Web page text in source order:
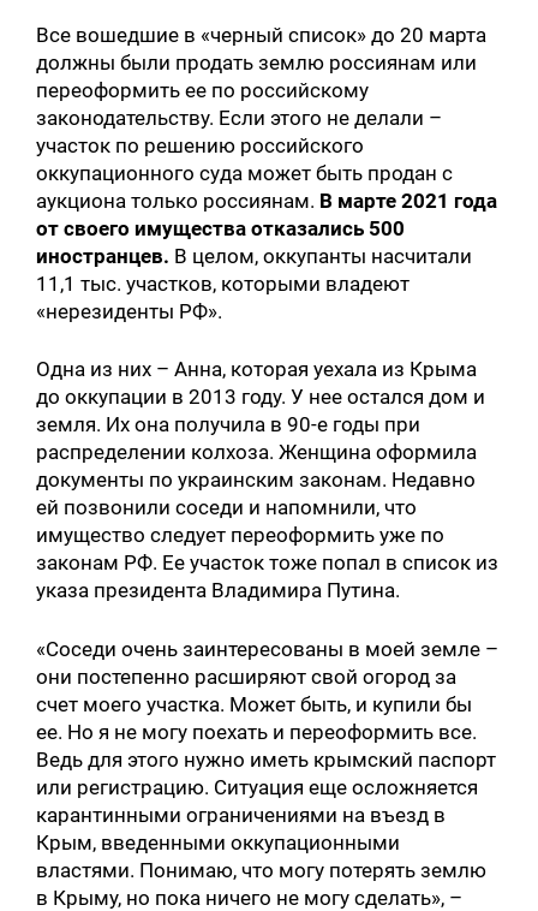
Все вошедшие в «черный список» до 20 марта
должны были продать землю россиянам или
переоформить ее по российскому
законодательству. Если этого не делали –
участок по решению российского
оккупационного суда может быть продан с
аукциона только россиянам. В марте 2021 года
от своего имущества отказались 500
иностранцев. В целом, оккупанты насчитали
11,1 тыс. участков, которыми владеют
«нерезиденты РФ».
Одна из них – Анна, которая уехала из Крыма
до оккупации в 2013 году. У нее остался дом и
земля. Их она получила в 90-е годы при
распределении колхоза. Женщина оформила
документы по украинским законам. Недавно
ей позвонили соседи и напомнили, что
имущество следует переоформить уже по
законам РФ. Ее участок тоже попал в список из
указа президента Владимира Путина.
«Соседи очень заинтересованы в моей земле –
они постепенно расширяют свой огород за
счет моего участка. Может быть, и купили бы
ее. Но я не могу поехать и переоформить все.
Ведь для этого нужно иметь крымский паспорт
или регистрацию. Ситуация еще осложняется
карантинными ограничениями на въезд в
Крым, введенными оккупационными
властями. Понимаю, что могу потерять землю
в Крыму, но пока ничего не могу сделать», –